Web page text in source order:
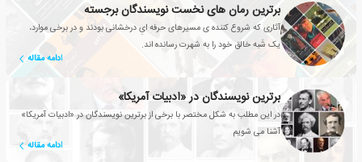
برترین رمان های نخست نویسندگان برجسته
آثاری که شروع کننده ی مسیرهای حرفه ایِ درخشانی بودند و در برخی موارد،
یک شَبه خالق خود را به شهرت رسانده اند.
ادامه مقاله
برترین نویسندگان در «ادبیات آمریکا»
در این مطلب به شکل مختصر با برخی از برترین نویسندگان در «ادبیات آمریکا»
آشنا می شویم
ادامه مقاله